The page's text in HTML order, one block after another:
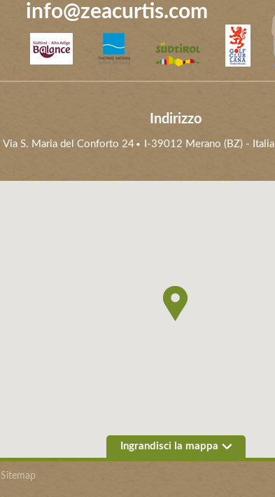
info@zeacurtis.com
Indirizzo
Via S. Maria del Conforto 24 I-39012 Merano (BZ) - Italia
Ingrandisci la mappa
Sitemap